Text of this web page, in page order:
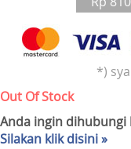
*)
Out Of Stock
Anda ingin
Silakan klik disini »